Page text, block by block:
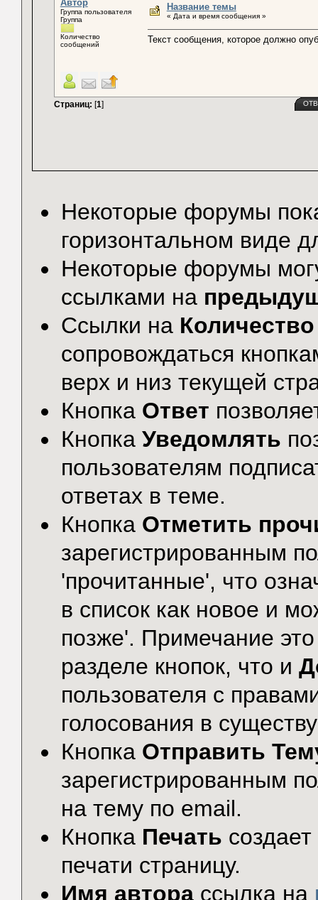
Автор
Группа пользователя
Группа
Количество
сообщений
Название темы
« Дата и время сообщения »
Текст сообщения, которое должно
Страниц: [1]
Некоторые форумы
горизонтальном виде
Некоторые форумы
ссылками на
Ссылки на
сопровождаться
верх и низ текущей
Кнопка Ответ
КнопкаУведомлять
пользователям
ответах в теме.
Кнопка Отметить
зарегистрированным
'прочитанные', что
в список как новое и
позже'. Примечание
разделе кнопок, что и
пользователя с
голосования в
Кнопка Отправить
зарегистрированным
на тему по email.
Кнопка Печать
печати страницу.
Имя автора ссылка на